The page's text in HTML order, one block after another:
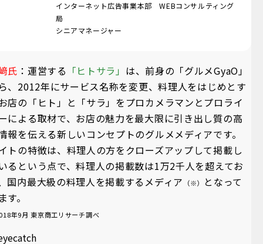
インターネット広告事業本部 WEBコンサルティング
局
シニアマネージャー
氏 ：運営する 「ヒトサラ」 は、前身の「グルメGyaO」
、2012年にサービス名称を変更、料理人をはじめとす
店の「ヒト」と「サラ」をプロカメラマンとプロライ
による取材で、お店の魅力を最大限に引き出し質の高
報を伝える新しいコンセプトのグルメメディアです。
トの特徴は、料理人の方をクローズアップして掲載し
るという点で、料理人の掲載数は1万2千人を超えてお
国内最大級の料理人を掲載するメディア
（※）
となって
す。
年9月 東京商工リサーチ調べ